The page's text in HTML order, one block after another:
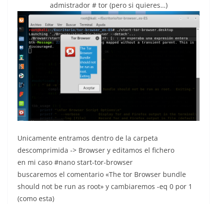
admistrador # tor (pero si quieres…)
Unicamente entramos dentro de la carpeta
descomprimida -> Browser y editamos el fichero
en mi caso #nano start-tor-browser
buscaremos el comentario «The tor Browser bundle
should not be run as root» y cambiaremos -eq 0 por 1
(como esta)